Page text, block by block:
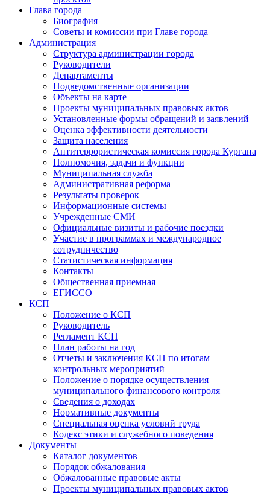
Глава города
Биография
Советы и комиссии при Главе города
Администрация
Структура администрации города
Руководители
Департаменты
Подведомственные организации
Объекты на карте
Проекты муниципальных правовых актов
Установленные формы обращений и заявлений
Оценка эффективности деятельности
Защита населения
Антитеррористическая комиссия города Кургана
Полномочия, задачи и функции
Муниципальная служба
Административная реформа
Результаты проверок
Информационные системы
Учрежденные СМИ
Официальные визиты и рабочие поездки
Участие в программах и международное
сотрудничество
Статистическая информация
Контакты
Общественная приемная
ЕГИССО
КСП
Положение о КСП
Руководитель
Регламент КСП
План работы на год
Отчеты и заключения КСП по итогам
контрольных мероприятий
Положение о порядке осуществления
муниципального финансового контроля
Сведения о доходах
Нормативные документы
Специальная оценка условий труда
Кодекс этики и служебного поведения
Документы
Каталог документов
Порядок обжалования
Обжалованные правовые акты
Проекты муниципальных правовых актов